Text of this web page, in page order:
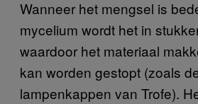
Wanneer het mengsel is
mycelium wordt het in
waardoor het materiaal
kan worden gestopt (zoals
lampenkappen van Trofe).